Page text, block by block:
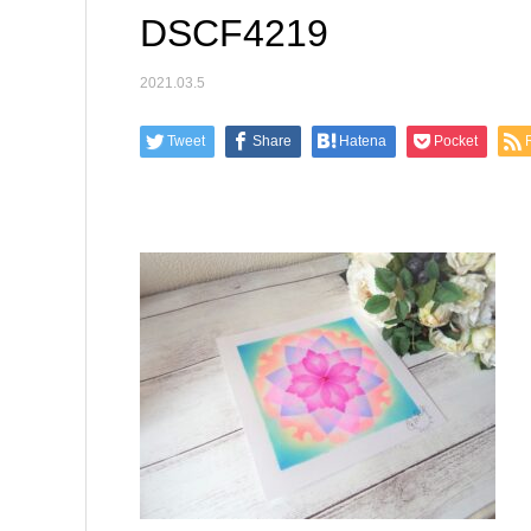
DSCF4219
2021.03.5
Tweet Share Hatena Pocket